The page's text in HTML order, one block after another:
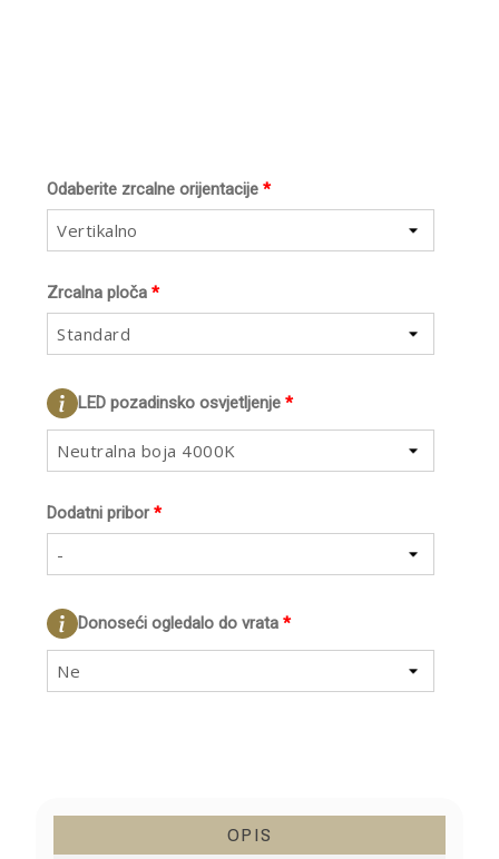
*
Odaberite zrcalne orijentacije
Vertikalno
*
Zrcalna ploča
Standard
*
LED pozadinsko osvjetljenje
Neutralna boja 4000K
*
Dodatni pribor
-
*
Donoseći ogledalo do vrata
Ne
OPIS